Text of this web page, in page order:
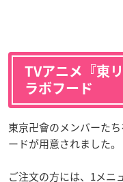
TVアニメ『東
ラボフード
東京卍會のメンバーた
ードが用意されました。
ご注文の方には、1メニ